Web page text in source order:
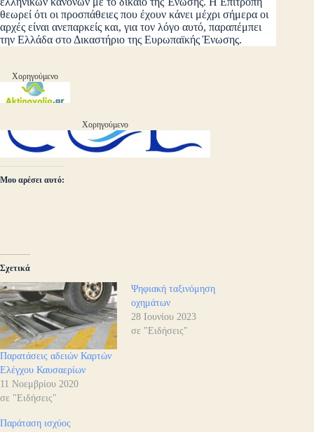
θεωρεί ότι οι προσπάθειες που έχουν κάνει μέχρι σήμερα οι
αρχές είναι ανεπαρκείς και, για τον λόγο αυτό, παραπέμπει
την Ελλάδα στο Δικαστήριο της Ευρωπαϊκής Ένωσης.
Χορηγούμενο
Χορηγούμενο
Μου αρέσει αυτό:
Σχετικά
Παρατάσεις αδειών Καρτών
Ελέγχου Καυσαερίων
11 Νοεμβρίου 2020
σε "Ειδήσεις"
Ψηφιακή ταξινόμηση
οχημάτων
28 Ιουνίου 2023
σε "Ειδήσεις"
Παράταση ισχύος